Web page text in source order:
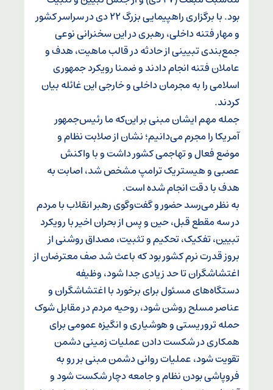
بود. با برگزاری راهپیمایی بزرگ ۲۲ دی در سراسر کشور
و مهار فتنه داخلی، رهبری در این سخنرانی نوعی
جمع‌بندی تبیینی از حادثه در قالب ماهیت، هدف و
عاملان فتنه انجام دادند و ضمنا رویکرد جمهوری
اسلامی را به مجرمان داخلی و خارجی این غائله بیان
کردند.
جمله مهم ایشان مبنی بر این‌که ما رئیس‌جمهور
آمریکا را مجرم می‌دانیم؛ نشان از صلابت نظام و
موضع فعال و تهاجمی کشور داشت و با واکنش
عصبی و هیستریک ترامپ مشخص شد، اصابت به
هدف با دقت انجام شده است.
به نظر می‌رسد حضور و گفت‌وگوی رهبر انقلاب با مردم
در سه مقطع قبل، حین و پس از بحران اخیر با رویکرد
تبیین، تفکیک، تحکیم و تثبیت، مصداق روشنی از
بروز قدرت نرم کشور بود که باعث شد صف معترضان از
اغتشاشگران تا حد زیادی جدا شود، وظیفه
دستگاه‌های مسئول برای برخورد با اغتشاشگران و
عناصر مسلح روشن شود، روحیه مردم در مقابل شوک
حمله تروریستی و هوشیاری و انگیزه عمومی برای
همکاری در شکست دادن عملیات زمینی دشمن
تقویت شود، عملیات روانی دشمن مبنی بر رو به
فروپاشی بودن نظام و جامعه دچار شکست شود و